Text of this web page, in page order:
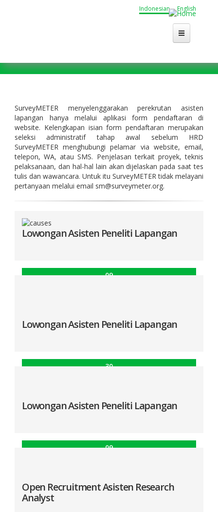
Indonesian English
SurveyMETER menyelenggarakan perekrutan asisten
lapangan hanya melalui aplikasi form pendaftaran di
website. Kelengkapan isian form pendaftaran merupakan
seleksi administratif tahap awal sebelum HRD
SurveyMETER menghubungi pelamar via website, email,
telepon, WA, atau SMS. Penjelasan terkait proyek, teknis
pelaksanaan, dan hal-hal lain akan dijelaskan pada saat tes
tulis dan wawancara. Untuk itu SurveyMETER tidak melayani
pertanyaan melalui email sm@surveymeter.org.
Lowongan Asisten Peneliti Lapangan
09
Lowongan Asisten Peneliti Lapangan
30
Lowongan Asisten Peneliti Lapangan
09
Open Recruitment Asisten Research
Analyst